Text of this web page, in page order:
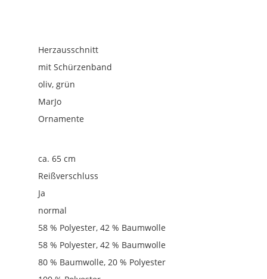
Herzausschnitt
mit Schürzenband
oliv, grün
MarJo
Ornamente
ca. 65 cm
Reißverschluss
Ja
normal
58 % Polyester, 42 % Baumwolle
58 % Polyester, 42 % Baumwolle
80 % Baumwolle, 20 % Polyester